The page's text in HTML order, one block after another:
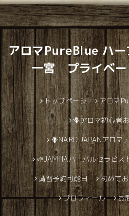
アロマPureBlue ハ
一宮 プライベー
トップページ アロマ
🪻アロマ初心者
🪻NARD JAPANアロマ
🌱JAMHAハーバルセラピス
講習予約可能日 初めて
プロフィール お